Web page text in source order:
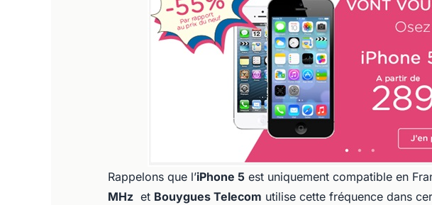
Rappelons que l’iPhone 5 est uniquement compatible en
MHz et Bouygues Telecom utilise cette fréquence dans